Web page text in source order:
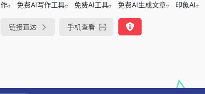
作
免费AI写作工具 免费AI工具 免费AI生成文章 印象AI
链接直达 手机查看